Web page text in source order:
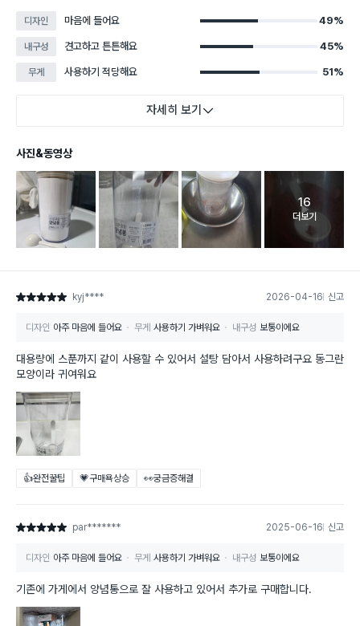
디자인 마음에 들어요 49%
내구성 견고하고 튼튼해요 45%
무게 사용하기 적당해요 51%
자세히 보기
사진&동영상
고객 리뷰
16
더보기
별점 5점 kyj**** 2026-04-16 신고
디자인 아주 마음에 들어요 무게 사용하기 가벼워요 내구성 보통이에요
대용량에 스푼까지 같이 사용할 수 있어서 설탕 담아서 사용하려구요 동그란
모양이라 귀여워요
👍완전꿀팁 💗구매욕상승 👀궁금증해결
별점 5점 par******* 2025-06-16 신고
디자인 아주 마음에 들어요 무게 사용하기 가벼워요 내구성 보통이에요
기존에 가게에서 양념통으로 잘 사용하고 있어서 추가로 구매합니다.